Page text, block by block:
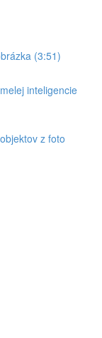
(3:51)
inteligencie
z foto